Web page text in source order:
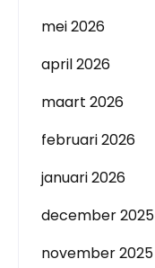
mei 2026
april 2026
maart 2026
februari 2026
januari 2026
december 2025
november 2025